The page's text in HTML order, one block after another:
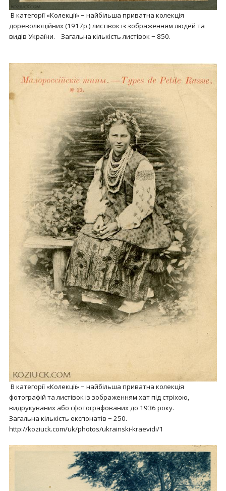
В категорії «Колекції» − найбільша приватна колекція
дореволюційних (1917р.) листівок із зображенням людей та
видів України. Загальна кількість листівок − 850.
В категорії «Колекції» − найбільша приватна колекція
фотографій та листівок із зображенням хат під стріхою,
видрукуваних або сфотографованих до 1936 року.
Загальна кількість експонатів − 250.
http://koziuck.com/uk/photos/ukrainski-kraevidi/1